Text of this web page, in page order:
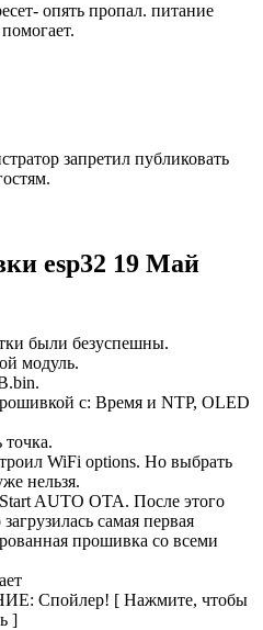
опять пропал. питание
запретил публиковать
esp32 19 Май
были безуспешны.
модуль.
с: Время и NTP, OLED
точка.
WiFi options. Но выбрать
нельзя.
AUTO OTA. После этого
самая первая
прошивка со всеми
Спойлер! [ Нажмите, чтобы
]